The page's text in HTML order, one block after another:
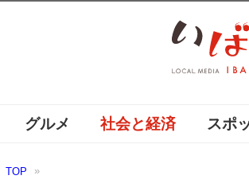
グルメ 社会と経済 スポ
TOP